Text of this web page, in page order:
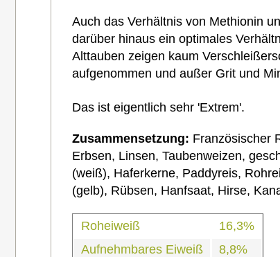
Auch das Verhältnis von Methionin
darüber hinaus ein optimales
Alttauben zeigen kaum
aufgenommen und außer Grit und
Das ist eigentlich sehr 'Extrem'.
Zusammensetzung: Französischer
Erbsen, Linsen, Taubenweizen,
(weiß), Haferkerne, Paddyreis,
(gelb), Rübsen, Hanfsaat, Hirse,
Roheiweiß
16,3%
Aufnehmbares Eiweiß
8,8%